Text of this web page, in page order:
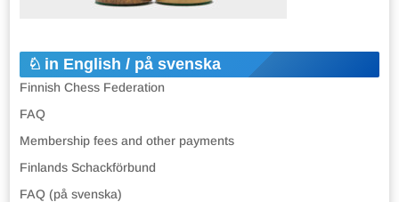
in English / på svenska
Finnish Chess Federation
FAQ
Membership fees and other payments
Finlands Schackförbund
FAQ (på svenska)